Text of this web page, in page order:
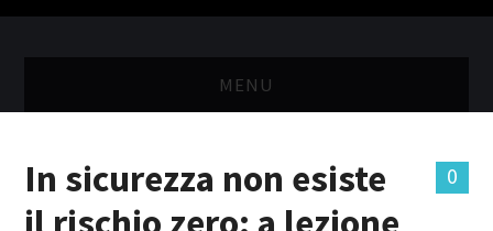
MENU
MASTER MARKETING & RETAIL
0
In sicurezza non esiste